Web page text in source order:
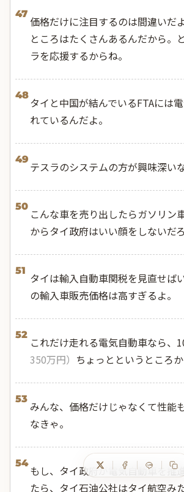
47
価格だけに注目するのは間違いだ
ところはたくさんあるんだから。
ラを応援するからね。
48
タイと中国が結んでいるFTAには
れているんだよ。
49
テスラのシステムの方が興味深いな
50
こんな車を売り出したらガソリン
からタイ政府はいい顔をしないだろ
51
タイは輸入自動車関税を見直せば
の輸入車販売価格は高すぎるよ。
52
これだけ走れる電気自動車なら、
350万円） ちょっとというところか
53
みんな、価格だけじゃなくて性能
なきゃ。
54
もし、タイ政府が電気自動車を推
たら、タイ石油公社はタイ航空み